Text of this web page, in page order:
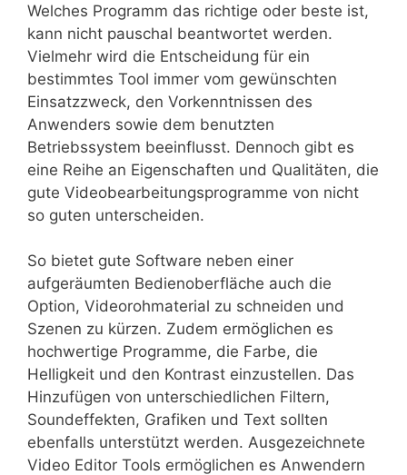
Welches Programm das richtige oder beste ist,
kann nicht pauschal beantwortet werden.
Vielmehr wird die Entscheidung für ein
bestimmtes Tool immer vom gewünschten
Einsatzzweck, den Vorkenntnissen des
Anwenders sowie dem benutzten
Betriebssystem beeinflusst. Dennoch gibt es
eine Reihe an Eigenschaften und Qualitäten, die
gute Videobearbeitungsprogramme von nicht
so guten unterscheiden.
So bietet gute Software neben einer
aufgeräumten Bedienoberfläche auch die
Option, Videorohmaterial zu schneiden und
Szenen zu kürzen. Zudem ermöglichen es
hochwertige Programme, die Farbe, die
Helligkeit und den Kontrast einzustellen. Das
Hinzufügen von unterschiedlichen Filtern,
Soundeffekten, Grafiken und Text sollten
ebenfalls unterstützt werden. Ausgezeichnete
Video Editor Tools ermöglichen es Anwendern